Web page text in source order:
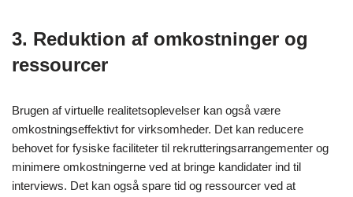
3. Reduktion af omkostninger og
ressourcer
Brugen af virtuelle realitetsoplevelser kan også være
omkostningseffektivt for virksomheder. Det kan reducere
behovet for fysiske faciliteter til rekrutteringsarrangementer og
minimere omkostningerne ved at bringe kandidater ind til
interviews. Det kan også spare tid og ressourcer ved at